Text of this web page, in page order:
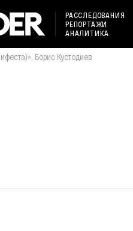
РАССЛЕДОВАНИЯ
РЕПОРТАЖИ
АНАЛИТИКА
Борис Кустодиев